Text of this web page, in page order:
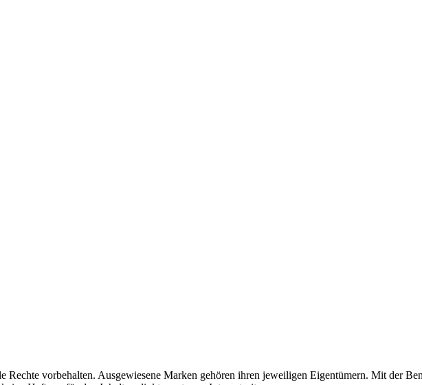
vorbehalten. Ausgewiesene Marken gehören ihren jeweiligen Eigentümern. Mit der